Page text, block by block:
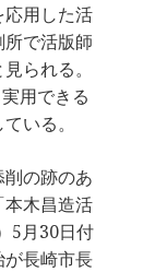
用した活
で活版師
られる。
用できる
いる。
の跡のあ
本木昌造活
5月30日付
長崎市長